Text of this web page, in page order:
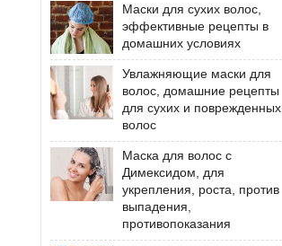
Маски для сухих волос,
эффективные рецепты в
домашних условиях
Увлажняющие маски для
волос, домашние рецепты
для сухих и поврежденных
волос
Маска для волос с
Димексидом, для
укрепления, роста, против
выпадения,
противопоказания